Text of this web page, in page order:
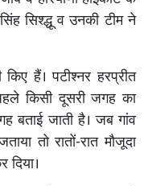
सिश्द्धू व उनकी टीम ने
हैं। पटीश्नर हरप्रीत
किसी दूसरी जगह का
बताई जाती है। जब गांव
तो रातों-रात मौजूदा